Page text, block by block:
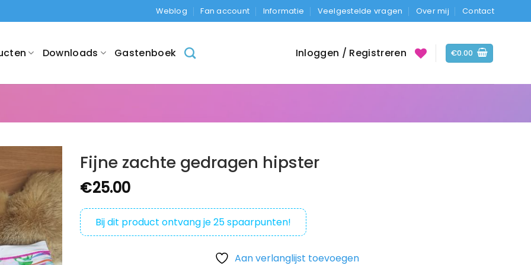
Weblog Fan account Informatie Veelgestelde vragen Over mij Contact
Downloads Gastenboek Inloggen / Registreren €0.00
Fijne zachte gedragen hipster
€25.00
Bij dit product ontvang je25spaarpunten!
Aan verlanglijst toevoegen